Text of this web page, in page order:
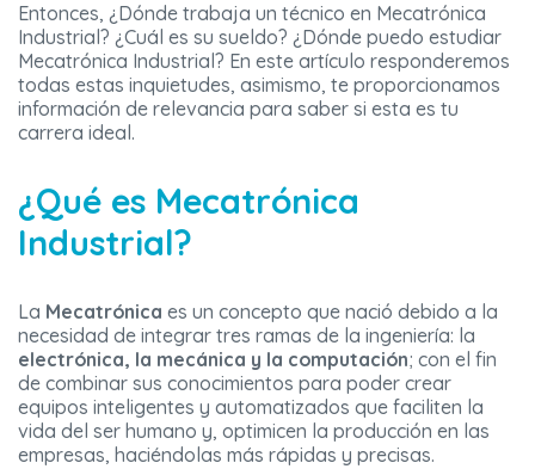
Entonces, ¿Dónde trabaja un técnico en Mecatrónica
Industrial? ¿Cuál es su sueldo? ¿Dónde puedo estudiar
Mecatrónica Industrial? En este artículo responderemos
todas estas inquietudes, asimismo, te proporcionamos
información de relevancia para saber si esta es tu
carrera ideal.
¿Qué es Mecatrónica
Industrial?
La Mecatrónica es un concepto que nació debido a la
necesidad de integrar tres ramas de la ingeniería: la
electrónica, la mecánica y la computación; con el fin
de combinar sus conocimientos para poder crear
equipos inteligentes y automatizados que faciliten la
vida del ser humano y, optimicen la producción en las
empresas, haciéndolas más rápidas y precisas.